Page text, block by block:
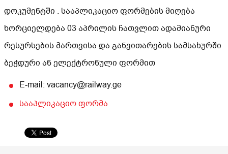
დოკუმენტში . სააპლიკაციო ფორმების მიღება
ხორციელდება 03 აპრილის ჩათვლით ადამიანური
რესურსების მართვისა და განვითარების სამსახურში
ბეჭდური ან ელექტრონული ფორმით
E-mail: vacancy@railway.ge
სააპლიკაციო ფორმა